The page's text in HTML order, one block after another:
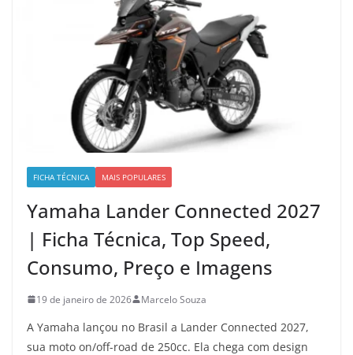
FICHA TÉCNICA MAIS POPULARES
Yamaha Lander Connected 2027
| Ficha Técnica, Top Speed,
Consumo, Preço e Imagens
19 de janeiro de 2026 Marcelo Souza
A Yamaha lançou no Brasil a Lander Connected 2027,
sua moto on/off-road de 250cc. Ela chega com design